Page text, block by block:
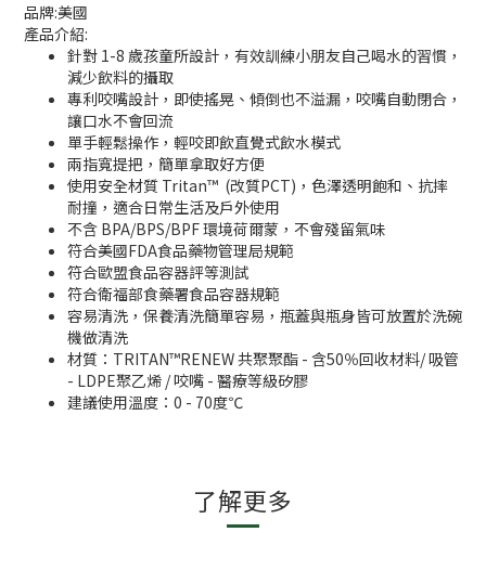
品牌:美國
產品介紹:
針對 1-8 歲孩童所設計，有效訓練小朋友自己喝水的習慣，
減少飲料的攝取
專利咬嘴設計，即使搖晃、傾倒也不溢漏，咬嘴自動閉合，
讓口水不會回流
單手輕鬆操作，輕咬即飲直覺式飲水模式
兩指寬提把，簡單拿取好方便
使用安全材質 Tritan™ (改質PCT)，色澤透明飽和、抗摔
耐撞，適合日常生活及戶外使用
不含 BPA/BPS/BPF 環境荷爾蒙，不會殘留氣味
符合美國FDA食品藥物管理局規範
符合歐盟食品容器評等測試
符合衛福部食藥署食品容器規範
容易清洗，保養清洗簡單容易，瓶蓋與瓶身皆可放置於洗碗
機做清洗
材質：TRITAN™RENEW 共聚聚酯 - 含50％回收材料/ 吸管
- LDPE聚乙烯 / 咬嘴 - 醫療等級矽膠
建議使用溫度：0 - 70度℃
了解更多